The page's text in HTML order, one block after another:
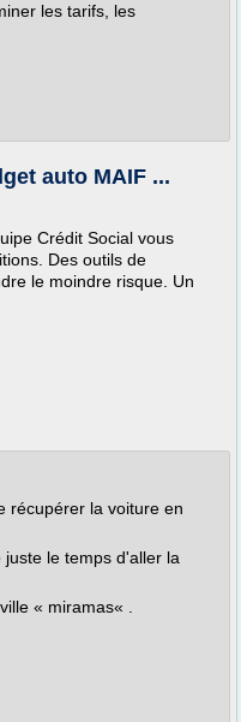
les tarifs, les
auto MAIF ...
Crédit Social vous
Des outils de
le moindre risque. Un
récupérer la voiture en
le temps d'aller la
« miramas« .